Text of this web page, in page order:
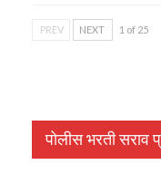
PREV NEXT 1 of 25
पोलीस भरती सराव